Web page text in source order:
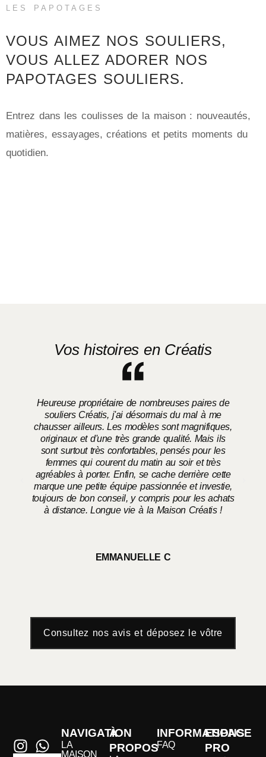
LES PAPOTAGES
VOUS AIMEZ NOS SOULIERS,
VOUS ALLEZ ADORER NOS
PAPOTAGES SOULIERS.
Entrez dans les coulisses de la maison : nouveautés,
matières, essayages, créations et petits moments du
quotidien.
Vos histoires en Créatis
Heureuse propriétaire de nombreuses paires de
souliers Créatis, j'ai désormais du mal à me
chausser ailleurs. Les modèles sont magnifiques,
originaux et d'une très grande qualité. Mais ils
sont surtout très confortables, pensés pour les
femmes qui courent du matin au soir et très
agréables à porter. Enfin, se cache derrière cette
marque une petite équipe passionnée et investie,
toujours de bon conseil, y compris pour les achats
à distance. Longue vie à la Maison Créatis !
EMMANUELLE C
Consultez nos avis et déposez le vôtre
NAVIGATION
LA
MAISON
À
PROPOS
INFORMATIONS
FAQ
ESPACE
PRO